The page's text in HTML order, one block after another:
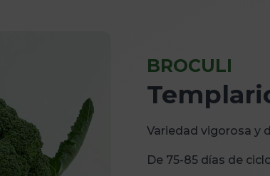
BROCULI
Variedad vigorosa y
De 75-85 días de